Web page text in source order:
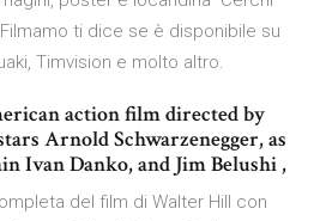
ti dice se è disponibile su
Timvision e molto altro.
action film directed by
Arnold Schwarzenegger, as
Ivan Danko, and Jim Belushi ,
del film di Walter Hill con